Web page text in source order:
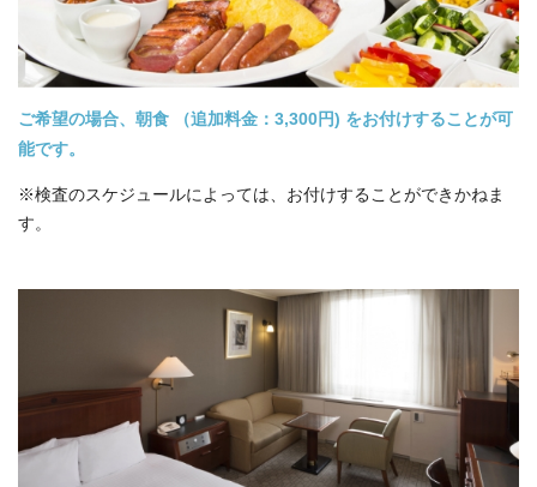
ご希望の場合、朝食 （追加料金：3,300円) をお付けすることが可
能です。
※検査のスケジュールによっては、お付けすることができかねま
す。